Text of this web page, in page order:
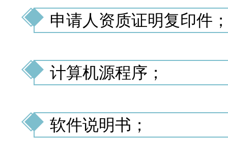
申请人资质证明复印件
计算机源程序；
软件说明书；